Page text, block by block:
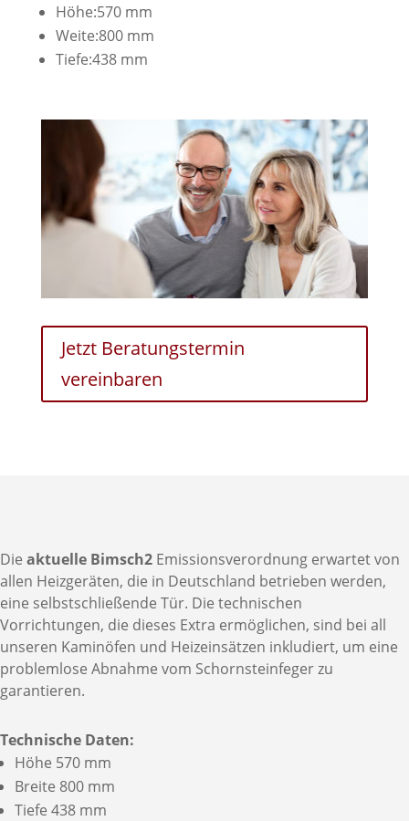
Höhe:570 mm
Weite:800 mm
Tiefe:438 mm
Jetzt Beratungstermin
vereinbaren
Die aktuelle Bimsch2 Emissionsverordnung erwartet von
allen Heizgeräten, die in Deutschland betrieben werden,
eine selbstschließende Tür. Die technischen
Vorrichtungen, die dieses Extra ermöglichen, sind bei all
unseren Kaminöfen und Heizeinsätzen inkludiert, um eine
problemlose Abnahme vom Schornsteinfeger zu
garantieren.
Technische Daten:
Höhe 570 mm
Breite 800 mm
Tiefe 438 mm